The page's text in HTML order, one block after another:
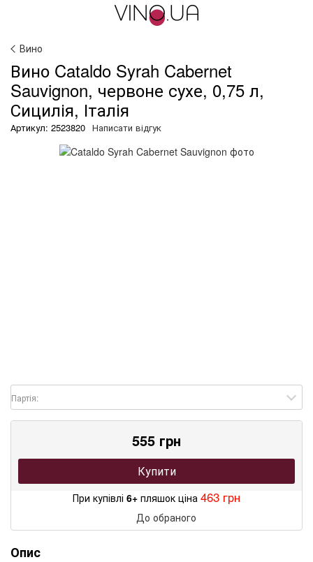
Вино
Вино Cataldo Syrah Cabernet
Sauvignon, червоне сухе, 0,75 л,
Сицилія, Італія
Артикул: 2523820 Написати відгук
Партія:
555 грн
Купити
При купівлі 6+ пляшок ціна 463 грн
До обраного
Опис